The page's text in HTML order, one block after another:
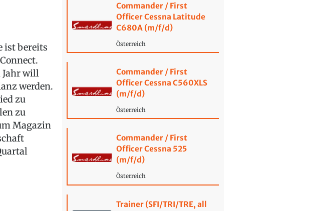
ist bereits
Jahr will
werden.
zu
zu
Magazin
Commander / First
Officer Cessna Latitude
C680A (m/f/d)
Österreich
Commander / First
Officer Cessna C560XLS
(m/f/d)
Österreich
Commander / First
Officer Cessna 525
(m/f/d)
Österreich
Trainer (SFI/TRI/TRE, all